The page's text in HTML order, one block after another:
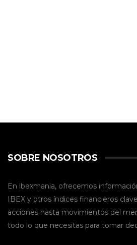
SOBRE NOSOTROS
En ibexmania, ofrecemos
IBEX y otros índices financieros
acciones hasta movimientos del
todo lo que necesitas para tomar